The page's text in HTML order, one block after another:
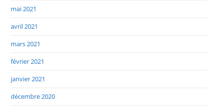
mai 2021
avril 2021
mars 2021
février 2021
janvier 2021
décembre 2020